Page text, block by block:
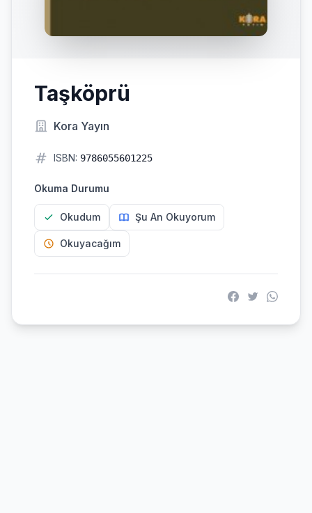
Taşköprü
Kora Yayın
ISBN: 9786055601225
Okuma Durumu
Okudum Şu An Okuyorum
Okuyacağım